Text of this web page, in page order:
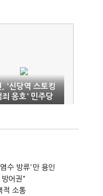
, '신당역 스토킹
죄 옹호' 민주당
에 "제명해야"
수 방류'만 용인
어권"
적 소통